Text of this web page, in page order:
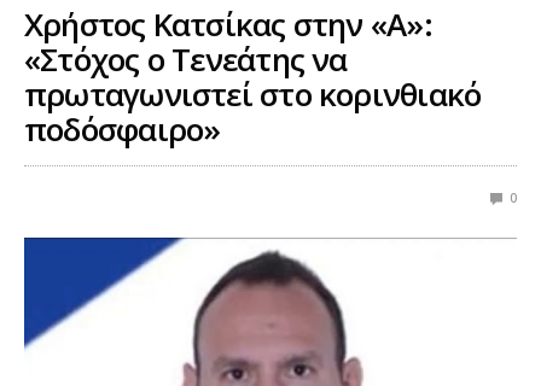
Χρήστος Κατσίκας στην «Α»:
«Στόχος o Τενεάτης να
πρωταγωνιστεί στο κορινθιακό
ποδόσφαιρο»
0